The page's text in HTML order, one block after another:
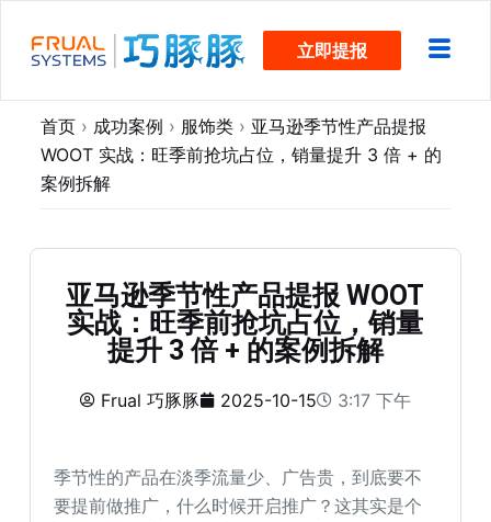
过
立即提报
首页 › 成功案例 › 服饰类 › 亚马逊季节性产品提报
WOOT 实战：旺季前抢坑占位，销量提升 3 倍 + 的
案例拆解
亚马逊季节性产品提报 WOOT
实战：旺季前抢坑占位，销量
提升 3 倍 + 的案例拆解
Frual 巧豚豚 2025-10-15 3:17 下午
季节性的产品在淡季流量少、广告贵，到底要不
要提前做推广，什么时候开启推广？这其实是个